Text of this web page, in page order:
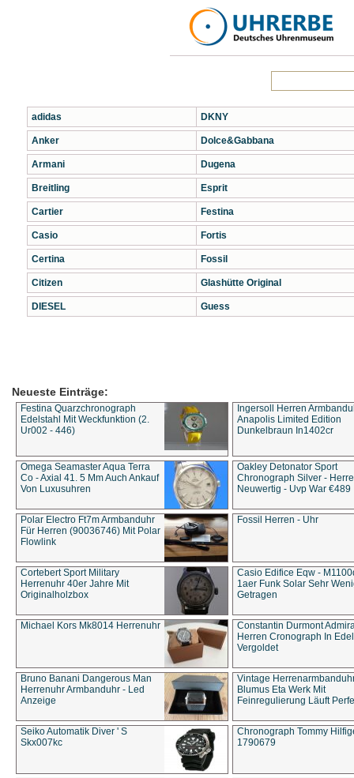
adidas
Anker
Armani
Breitling
Cartier
Casio
Certina
Citizen
DIESEL
DKNY
Dolce&Gabbana
Dugena
Esprit
Festina
Fortis
Fossil
Glashütte Original
Guess
Neueste Einträge:
Festina Quarzchronograph
Edelstahl Mit Weckfunktion (2.
Ur002 - 446)
Ingersoll Herren
Anapolis Limited Edition
Dunkelbraun In1402cr
Omega Seamaster Aqua Terra
Co - Axial 41. 5 Mm Auch Ankauf
Von Luxusuhren
Oakley Detonator Sport
Chronograph Silver -
Neuwertig - Uvp War €489
Polar Electro Ft7m Armbanduhr
Für Herren (90036746) Mit Polar
Flowlink
Fossil Herren - Uhr
Cortebert Sport Military
Herrenuhr 40er Jahre Mit
Originalholzbox
Casio Edifice Eqw -
1aer Funk Solar Sehr
Getragen
Michael Kors Mk8014 Herrenuhr
Constantin Durmont
Herren Cronograph In
Vergoldet
Bruno Banani Dangerous Man
Herrenuhr Armbanduhr - Led
Anzeige
Vintage
Blumus Eta Werk Mit
Feinregulierung Läuft
Seiko Automatik Diver ' S
Skx007kc
Chronograph Tommy
1790679